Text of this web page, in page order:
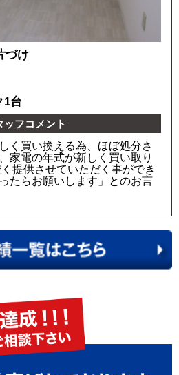
づけ
1台
ッフコメント
く買い換える為、ほぼ処分さ
家電の年式が新しく買い取り
提供させていただく事ができ
たらお願いします」とのお言